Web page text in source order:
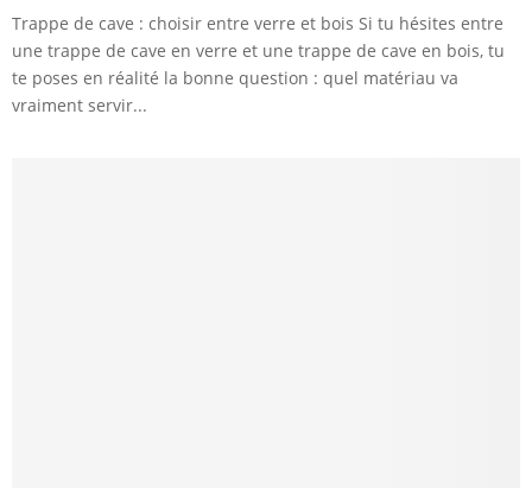
Trappe de cave : choisir entre verre et bois Si tu hésites entre
une trappe de cave en verre et une trappe de cave en bois, tu
te poses en réalité la bonne question : quel matériau va
vraiment servir...